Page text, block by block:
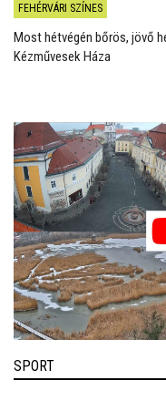
FEHÉRVÁRI SZÍNES
Most hétvégén bőrös, jövő
Kézművesek Háza
SPORT